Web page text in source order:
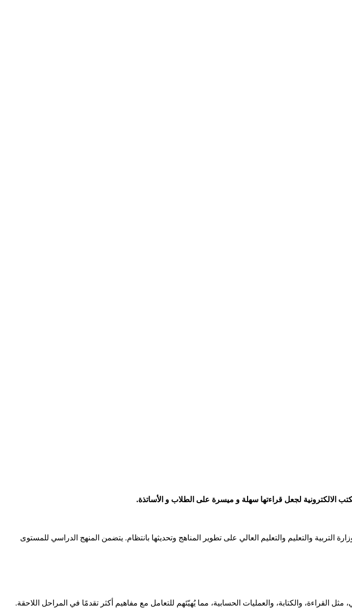
والتعليم والتعليم العالي على تطوير المناهج وتحديثها بانتظام. يتضمن المنهج الدراسي للمستوى
القراءة، والكتابة، والعمليات الحسابية، مما يُهيّئهم للتعامل مع مفاهيم أكثر تقدمًا في المراحل اللاحقة.